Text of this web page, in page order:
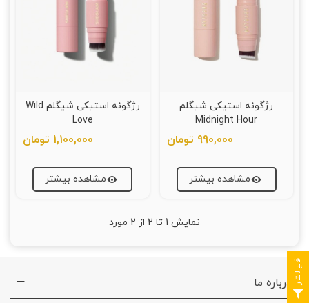
رژگونه استیکی شیگلم
Midnight Hour
990,000 تومان
مشاهده بیشتر
رژگونه استیکی شیگلم Wild
Love
1,100,000 تومان
مشاهده بیشتر
نمایش 1 تا 2 از 2 مورد
درباره ما فیلتر